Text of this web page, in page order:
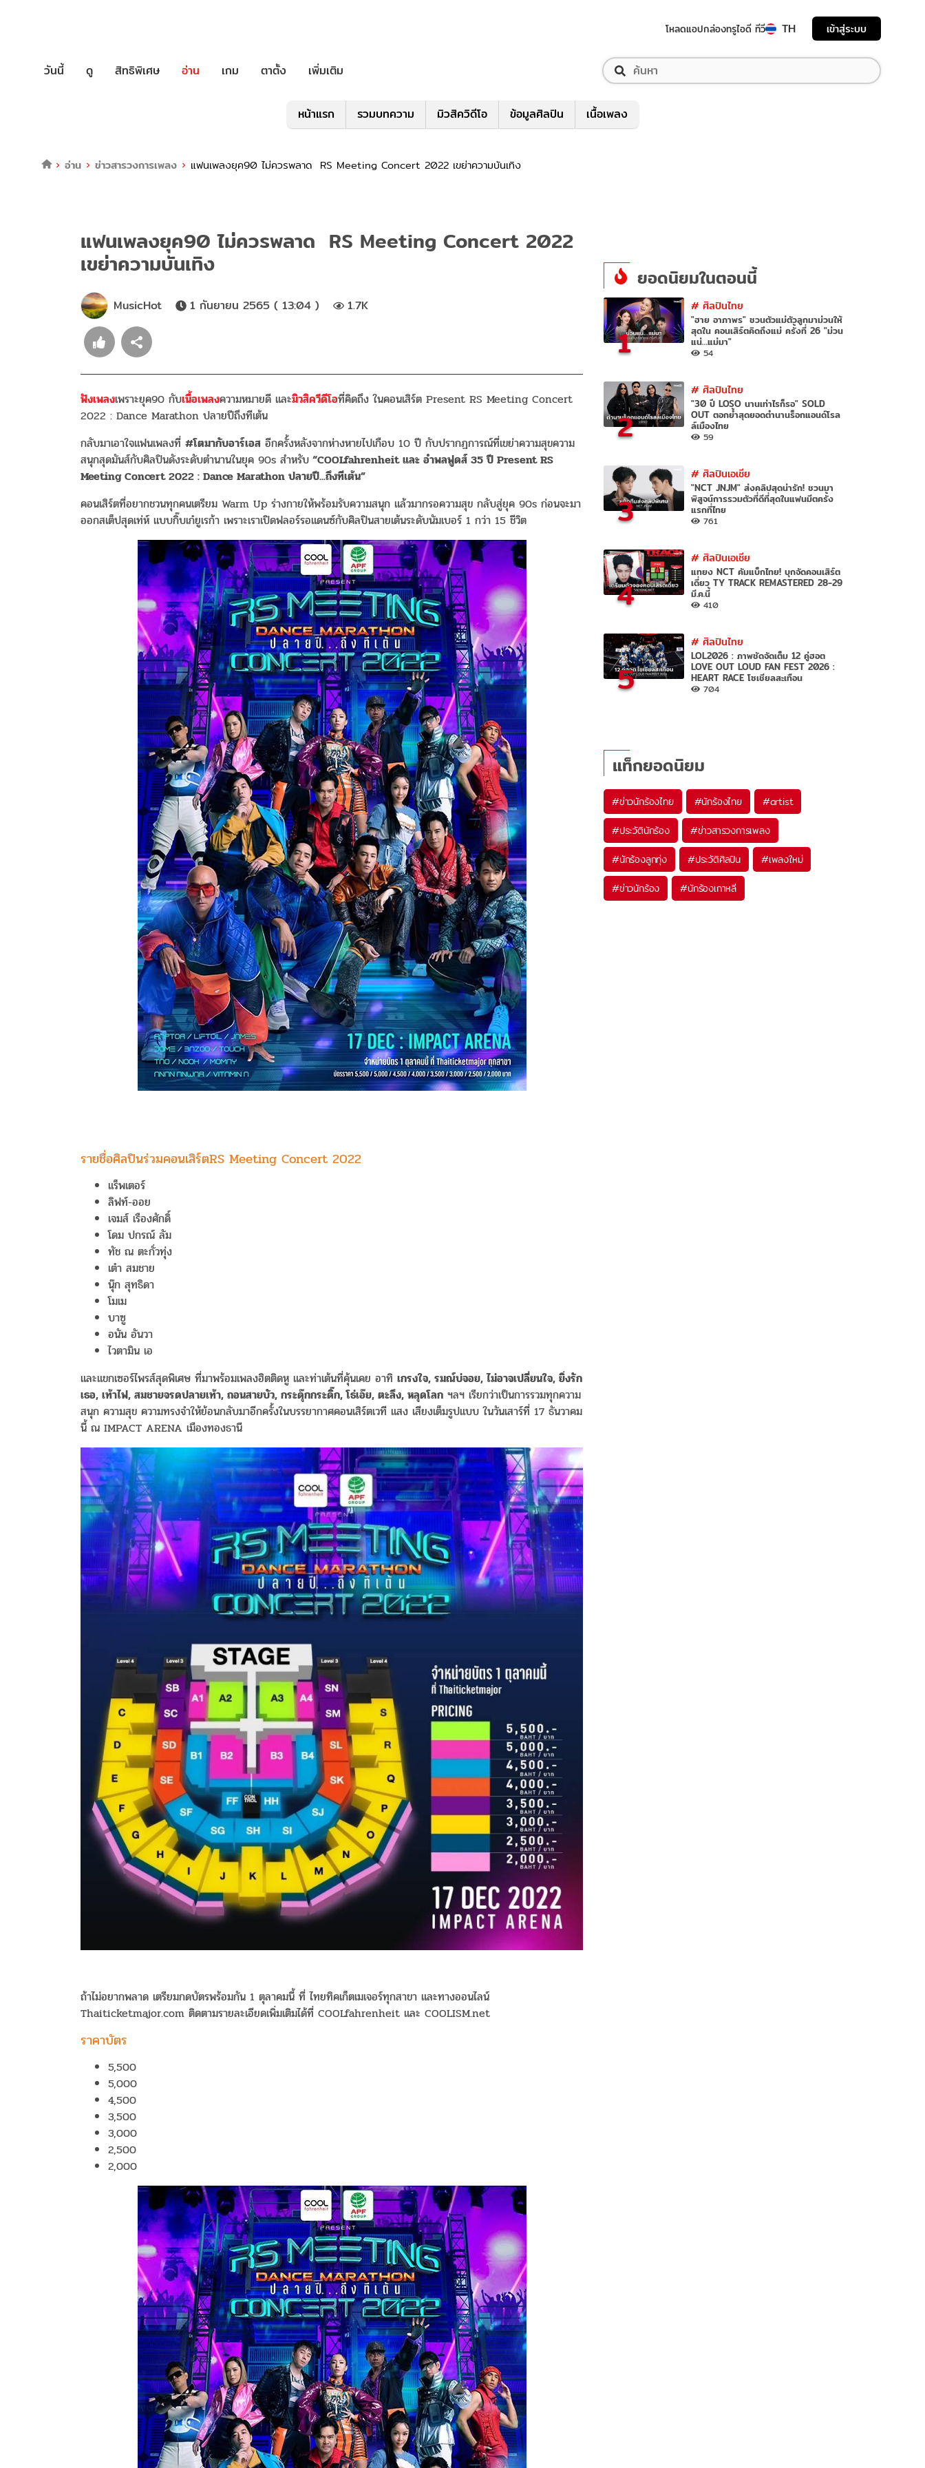
โหลดแอปกล่องทรูไอดี ทีวี TH เข้าสู่ระบบ
วันนี้ ดู สิทธิพิเศษ อ่าน เกม ตาตั้ง เพิ่มเติม
หน้าแรก รวมบทความ มิวสิควิดีโอ ข้อมูลศิลปิน เนื้อเพลง
อ่าน ข่าวสารวงการเพลง แฟนเพลงยุค90 ไม่ควรพลาด RS Meeting Concert 2022 เขย่าความบันเทิง
แฟนเพลงยุค90 ไม่ควรพลาด RS Meeting Concert 2022
เขย่าความบันเทิง
MusicHot 1 กันยายน 2565 ( 13:04 ) 1.7K
ฟังเพลงเพราะยุค90 กับเนื้อเพลงความหมายดี และมิวสิควีดีโอที่คิดถึง ในคอนเสิร์ต Present RS Meeting Concert
2022 : Dance Marathon ปลายปีถึงทีเต้น
กลับมาเอาใจแฟนเพลงที่ #โตมากับอาร์เอส อีกครั้งหลังจากห่างหายไปเกือบ 10 ปี กับปรากฏการณ์ที่เขย่าความสุขความ
สนุกสุดมันส์กับศิลปินดังระดับตำนานในยุค 90s สำหรับ “COOLfahrenheit และ อำพลฟูดส์ 35 ปี Present RS
Meeting Concert 2022 : Dance Marathon ปลายปี...ถึงทีเต้น”
คอนเสิร์ตที่อยากชวนทุกคนเตรียม Warm Up ร่างกายให้พร้อมรับความสนุก แล้วมากรอความสุข กลับสู่ยุค 90s ก่อนจะมา
ออกสเต็ปสุดเท่ห์ แบบกิ๊บเก๋ยูเรก้า เพราะเราเปิดฟลอร์รอแดนซ์กับศิลปินสายเต้นระดับนัมเบอร์ 1 กว่า 15 ชีวิต
รายชื่อศิลปินร่วมคอนเสิร์ตRS Meeting Concert 2022
แร็พเตอร์
ลิฟท์-ออย
เจมส์ เรืองศักดิ์
โดม ปกรณ์ ลัม
ทัช ณ ตะกั่วทุ่ง
เต๋า สมชาย
นุ๊ก สุทธิดา
โมเม
บาซู
อนัน อันวา
ไวตามิน เอ
และแขกเซอร์ไพรส์สุดพิเศษ ที่มาพร้อมเพลงฮิตติดหู และท่าเต้นที่คุ้นเคย อาทิ เกรงใจ, รมณ์บ่จอย, ไม่อาจเปลี่ยนใจ, ยิ่งรัก
เธอ, เท้าไฟ, สมชายจรดปลายเท้า, ถอนสายบัว, กระดุ๊กกระดิ๊ก, โธ่เอ๊ย, ตะลึง, หลุดโลก ฯลฯ เรียกว่าเป็นการรวมทุกความ
สนุก ความสุข ความทรงจำให้ย้อนกลับมาอีกครั้งในบรรยากาศคอนเสิร์ตเวที แสง เสียงเต็มรูปแบบ ในวันเสาร์ที่ 17 ธันวาคม
นี้ ณ IMPACT ARENA เมืองทองธานี
ถ้าไม่อยากพลาด เตรียมกดบัตรพร้อมกัน 1 ตุลาคมนี้ ที่ ไทยทิคเก็ตเมเจอร์ทุกสาขา และทางออนไลน์
Thaiticketmajor.com ติดตามรายละเอียดเพิ่มเติมได้ที่ COOLfahrenheit และ COOLISM.net
ราคาบัตร
5,500
5,000
4,500
3,500
3,000
2,500
2,000
ยอดนิยมในตอนนี้
1
# ศิลปินไทย
"ฮาย อาภาพร" ชวนตัวแม่ตัวลูกมาม่วนให้
สุดใน คอนเสิร์ตคิดถึงแม่ ครั้งที่ 26 "ม่วน
แน่…แม่มา"
54
2
# ศิลปินไทย
"30 ปี LOSO นานเท่าไรก็รอ" SOLD
OUT ตอกย้ำสุดยอดตำนานร็อกแอนด์โรล
ล์เมืองไทย
59
3
# ศิลปินเอเชีย
"NCT JNJM" ส่งคลิปสุดน่ารัก! ชวนมา
พิสูจน์การรวมตัวที่ดีที่สุดในแฟนมีตครั้ง
แรกที่ไทย
761
4
# ศิลปินเอเชีย
แทยง NCT คัมแบ็กไทย! บุกจัดคอนเสิร์ต
เดี่ยว TY TRACK REMASTERED 28-29
มี.ค.นี้
410
5
# ศิลปินไทย
LOL2026 : ภาพชัดจัดเต็ม 12 คู่ฮอต
LOVE OUT LOUD FAN FEST 2026 :
HEART RACE โซเชียลสะเทือน
704
แท็กยอดนิยม
#ข่าวนักร้องไทย #นักร้องไทย #artist
#ประวัตินักร้อง #ข่าวสารวงการเพลง
#นักร้องลูกทุ่ง #ประวัติศิลปิน #เพลงใหม่
#ข่าวนักร้อง #นักร้องเกาหลี